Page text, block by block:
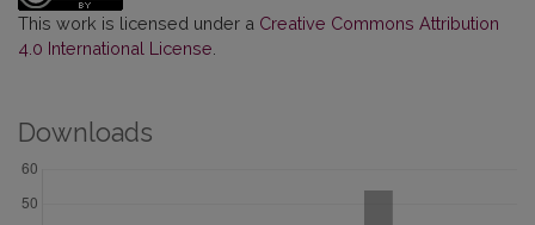
This work is licensed under a Creative Commons Attribution
4.0 International License
Downloads